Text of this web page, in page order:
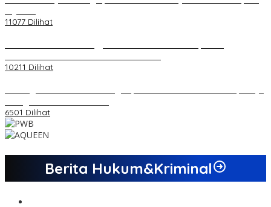
11077 Dilihat
10211 Dilihat
6501 Dilihat
Berita Hukum&Kriminal